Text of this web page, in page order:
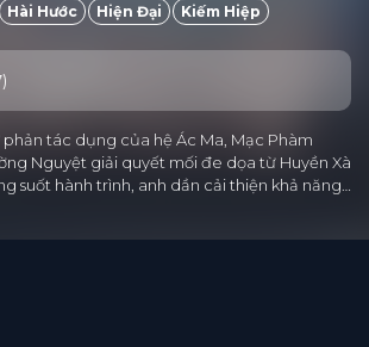
Hài Hước Hiện Đại Kiếm Hiệp
phản tác dụng của hệ Ác Ma, Mạc Phàm
Nguyệt giải quyết mối đe dọa từ Huyền Xà
suốt hành trình, anh dần cải thiện khả năng…